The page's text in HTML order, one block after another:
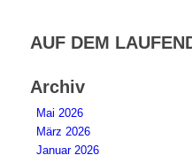
AUF DEM
Archiv
Mai 2026
März 2026
Januar 2026